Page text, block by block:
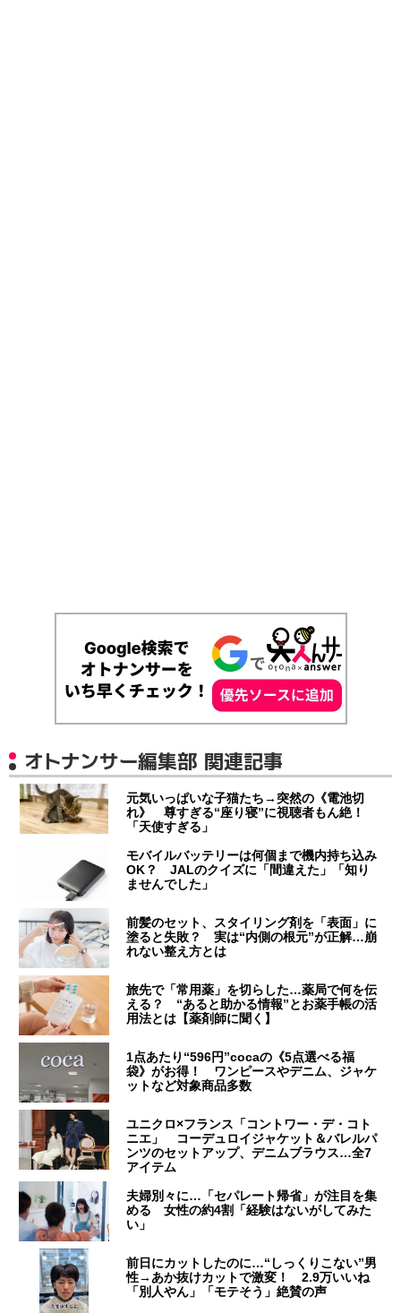
オトナンサー編集部 関連記事
元気いっぱいな子猫たち→突然の《電池切
れ》 尊すぎる“座り寝”に視聴者もん絶！
「天使すぎる」
モバイルバッテリーは何個まで機内持ち込み
OK？ JALのクイズに「間違えた」「知り
ませんでした」
前髪のセット、スタイリング剤を「表面」に
塗ると失敗？ 実は“内側の根元”が正解…崩
れない整え方とは
旅先で「常用薬」を切らした…薬局で何を伝
える？ “あると助かる情報”とお薬手帳の活
用法とは【薬剤師に聞く】
1点あたり“596円”cocaの《5点選べる福
袋》がお得！ ワンピースやデニム、ジャケ
ットなど対象商品多数
ユニクロ×フランス「コントワー・デ・コト
ニエ」 コーデュロイジャケット＆バレルパ
ンツのセットアップ、デニムブラウス…全7
アイテム
夫婦別々に…「セパレート帰省」が注目を集
める 女性の約4割「経験はないがしてみた
い」
前日にカットしたのに…“しっくりこない”男
性→あか抜けカットで激変！ 2.9万いいね
「別人やん」「モテそう」絶賛の声